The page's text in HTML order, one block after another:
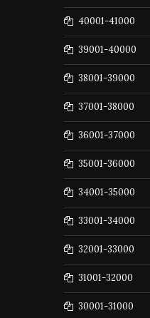
40001-41000
39001-40000
38001-39000
37001-38000
36001-37000
35001-36000
34001-35000
33001-34000
32001-33000
31001-32000
30001-31000